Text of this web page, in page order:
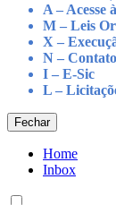
A – Acesse
M – Leis
X –
N – Contato
I – E-Sic
L –
Fechar
Home
Inbox